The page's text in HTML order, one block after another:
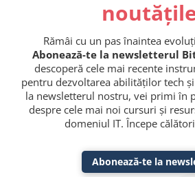
Rămâi cu un pas înaintea
Abonează-te la newsletterul
descoperă cele mai recente
pentru dezvoltarea abilităților tech
la newsletterul nostru, vei primi în
despre cele mai noi cursuri și
domeniul IT. Începe
Abonează-te la